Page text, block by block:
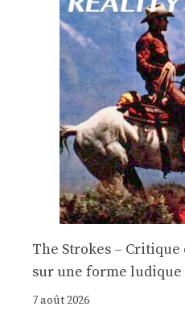
The Strokes – Critique
sur une forme ludique
7 août 2026